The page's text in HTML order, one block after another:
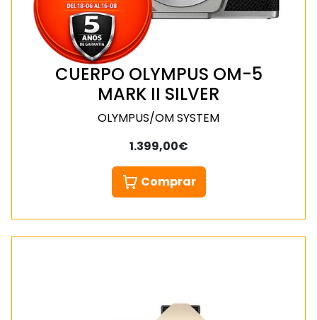
CUERPO OLYMPUS OM-5
MARK II SILVER
OLYMPUS/OM SYSTEM
1.399,00€
Comprar